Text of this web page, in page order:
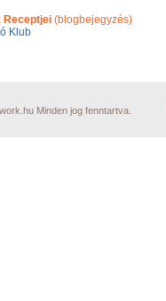
Receptjei(blogbejegyzés)
Klub
Minden jog fenntartva.